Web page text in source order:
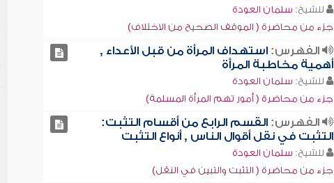
للشيخ: سلمان العودة
جزء من محاضرة ( الموقف الصحيح من الاختلاف)
الفهرس: استهداف المرأة من قبل الأعداء ,
أهمية مخاطبة المرأة
للشيخ: سلمان العودة
جزء من محاضرة ( أمور تهم المرأة المسلمة)
الفهرس: القسم الرابع من أقسام التثبت:
التثبت في نقل أقوال الناس , أنواع التثبت
للشيخ: سلمان العودة
جزء من محاضرة ( التثبت والتبين في النقل)